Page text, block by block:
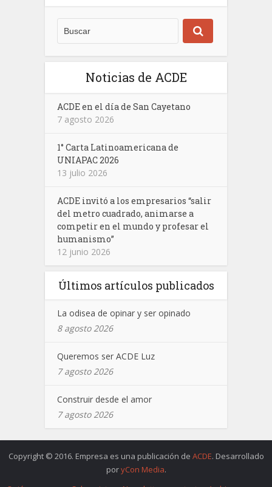
Noticias de ACDE
ACDE en el día de San Cayetano
7 agosto 2026
1° Carta Latinoamericana de
UNIAPAC 2026
13 julio 2026
ACDE invitó a los empresarios “salir
del metro cuadrado, animarse a
competir en el mundo y profesar el
humanismo”
12 junio 2026
Últimos artículos publicados
La odisea de opinar y ser opinado
8 agosto 2026
Queremos ser ACDE Luz
7 agosto 2026
Construir desde el amor
7 agosto 2026
Copyright © 2016. Empresa es una publicación de ACDE. Desarrollado
poryCon Media.